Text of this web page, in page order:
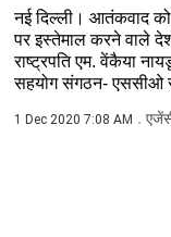
नई दिल्ली। आतंकवाद को
पर इस्तेमाल करने वाले
राष्ट्रपति एम. वेंकैया
सहयोग संगठन- एससीओ
1 Dec 2020 7:08 AM